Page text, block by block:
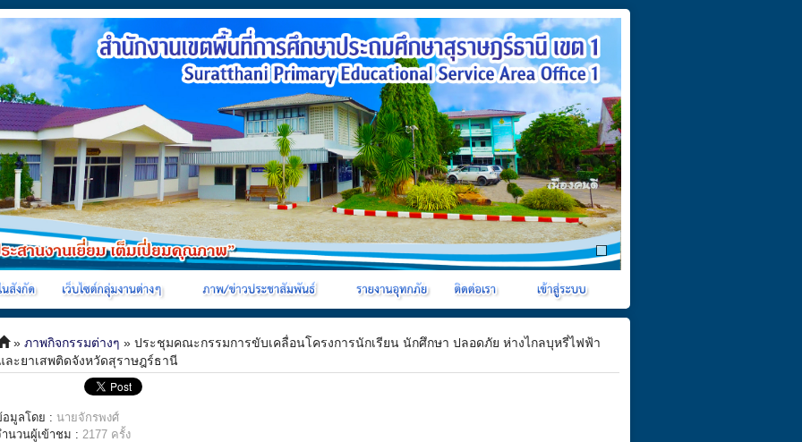
» ภาพกิจกรรมต่างๆ » ประชุมคณะกรรมการขับเคลื่อนโครงการนักเรียน นักศึกษา ปลอดภัย ห่างไกลบุหรี่ไฟฟ้า
ละยาเสพติดจังหวัดสุราษฎร์ธานี
มูลโดย : นายจักรพงศ์
นวนผู้เข้าชม : 2177 ครั้ง